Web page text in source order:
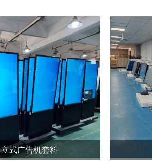
立式广告机套料